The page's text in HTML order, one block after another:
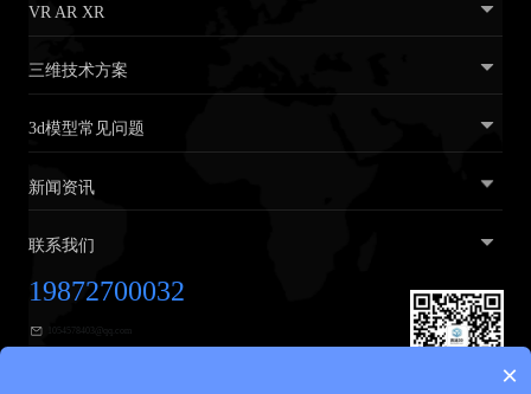
VR AR XR
三维技术方案
3d模型常见问题
新闻资讯
联系我们
19872700032
1054578403@qq.com
×